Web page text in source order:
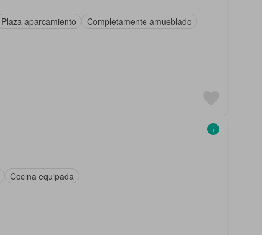
Plaza aparcamiento Completamente amueblado
Cocina equipada